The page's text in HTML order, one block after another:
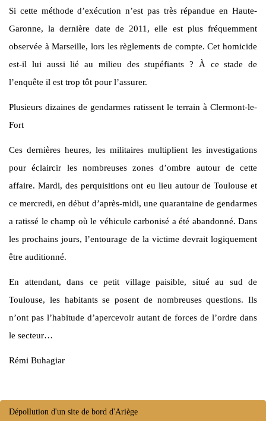
Si cette méthode d’exécution n’est pas très répandue en Haute-
Garonne, la dernière date de 2011, elle est plus fréquemment
observée à Marseille, lors les règlements de compte. Cet homicide
est-il lui aussi lié au milieu des stupéfiants ? À ce stade de
l’enquête il est trop tôt pour l’assurer.
Plusieurs dizaines de gendarmes ratissent le terrain à Clermont-le-
Fort
Ces dernières heures, les militaires multiplient les investigations
pour éclaircir les nombreuses zones d’ombre autour de cette
affaire. Mardi, des perquisitions ont eu lieu autour de Toulouse et
ce mercredi, en début d’après-midi, une quarantaine de gendarmes
a ratissé le champ où le véhicule carbonisé a été abandonné. Dans
les prochains jours, l’entourage de la victime devrait logiquement
être auditionné.
En attendant, dans ce petit village paisible, situé au sud de
Toulouse, les habitants se posent de nombreuses questions. Ils
n’ont pas l’habitude d’apercevoir autant de forces de l’ordre dans
le secteur…
Rémi Buhagiar
Dépollution d'un site de bord d'Ariège